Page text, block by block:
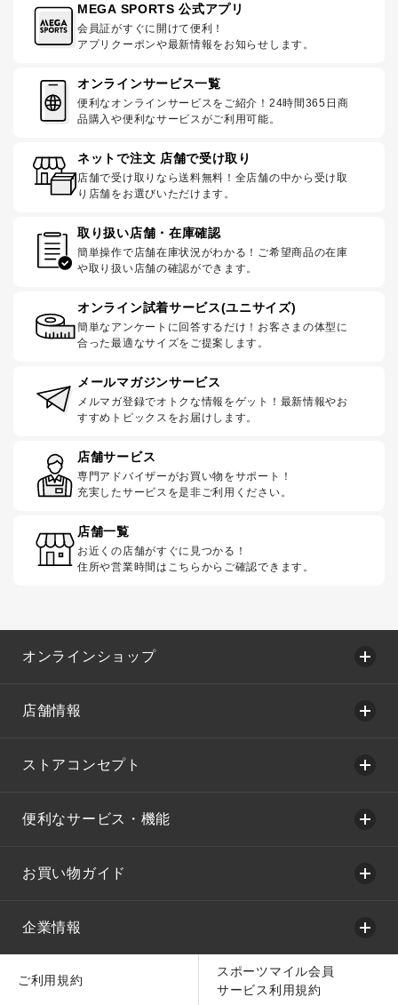
MEGA SPORTS 公式アプリ
会員証がすぐに開けて便利！
アプリクーポンや最新情報をお知らせします。
オンラインサービス一覧
便利なオンラインサービスをご紹介！24時間365日商
品購入や便利なサービスがご利用可能。
ネットで注文 店舗で受け取り
店舗で受け取りなら送料無料！全店舗の中から受け取
り店舗をお選びいただけます。
取り扱い店舗・在庫確認
簡単操作で店舗在庫状況がわかる！ご希望商品の在庫
や取り扱い店舗の確認ができます。
オンライン試着サービス(ユニサイズ)
簡単なアンケートに回答するだけ！お客さまの体型に
合った最適なサイズをご提案します。
メールマガジンサービス
メルマガ登録でオトクな情報をゲット！最新情報やお
すすめトピックスをお届けします。
店舗サービス
専門アドバイザーがお買い物をサポート！
充実したサービスを是非ご利用ください。
店舗一覧
お近くの店舗がすぐに見つかる！
住所や営業時間はこちらからご確認できます。
オンラインショップ
店舗情報
ストアコンセプト
便利なサービス・機能
お買い物ガイド
企業情報
ご利用規約
スポーツマイル会員
サービス利用規約